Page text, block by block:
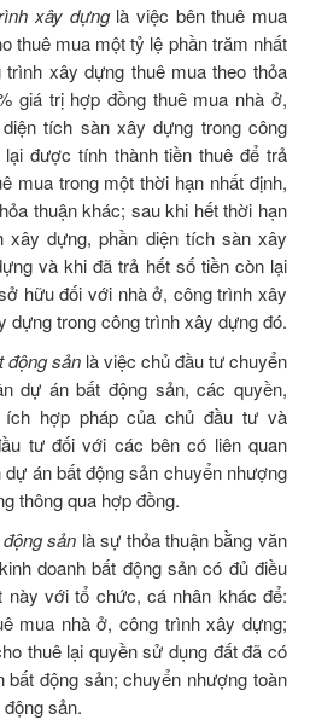
xây dựng là việc bên thuê mua
thuê mua một tỷ lệ phần trăm nhất
xây dựng thuê mua theo thỏa
giá trị hợp đồng thuê mua nhà ở,
tích sàn xây dựng trong công
được tính thành tiền thuê để trả
mua trong một thời hạn nhất định,
thuận khác; sau khi hết thời hạn
xây dựng, phần diện tích sàn xây
và khi đã trả hết số tiền còn lại
hữu đối với nhà ở, công trình xây
dựng trong công trình xây dựng đó.
động sản là việc chủ đầu tư chuyển
dự án bất động sản, các quyền,
hợp pháp của chủ đầu tư và
tư đối với các bên có liên quan
án bất động sản chuyển nhượng
thông qua hợp đồng.
sản là sự thỏa thuận bằng văn
doanh bất động sản có đủ điều
này với tổ chức, cá nhân khác để:
mua nhà ở, công trình xây dựng;
thuê lại quyền sử dụng đất đã có
bất động sản; chuyển nhượng toàn
sản.